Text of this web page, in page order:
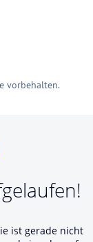
vorbehalten.
ist gerade nicht